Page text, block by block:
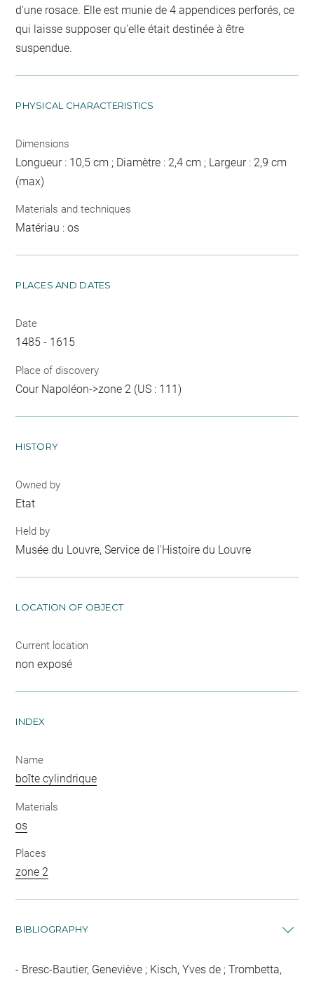
d'une rosace. Elle est munie de 4 appendices perforés, ce
qui laisse supposer qu'elle était destinée à être
suspendue.
PHYSICAL CHARACTERISTICS
Dimensions
Longueur : 10,5 cm ; Diamètre : 2,4 cm ; Largeur : 2,9 cm
(max)
Materials and techniques
Matériau : os
PLACES AND DATES
Date
1485 - 1615
Place of discovery
Cour Napoléon->zone 2 (US : 111)
HISTORY
Owned by
Etat
Held by
Musée du Louvre, Service de l'Histoire du Louvre
LOCATION OF OBJECT
Current location
non exposé
INDEX
Name
boîte cylindrique
Materials
os
Places
zone 2
BIBLIOGRAPHY
Bresc-Bautier, Geneviève ; Kisch, Yves de ; Trombetta,